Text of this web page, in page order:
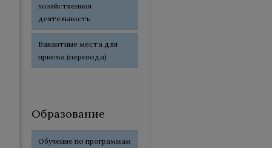
хозяйственная
деятельность
Вакантные места для
приема (перевода)
Образование
Обучение по программам